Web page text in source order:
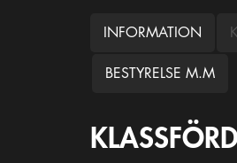
INFORMATION
BESTYRELSE M.M